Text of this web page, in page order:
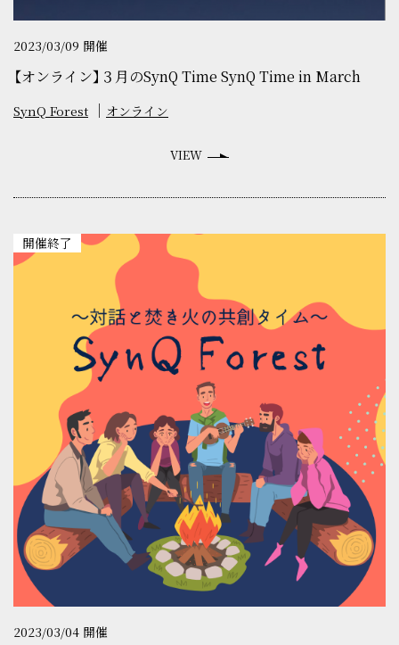
2023/03/09 開催
【オンライン】３月のSynQ Time SynQ Time in March
SynQ Forest オンライン
VIEW
開催終了
2023/03/04 開催